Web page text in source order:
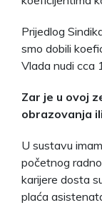
Prijedlog
smo dobili
Vlada nudi cca
Zar je u ovoj
obrazovanja
U sustavu
početnog
karijere dosta
plaća